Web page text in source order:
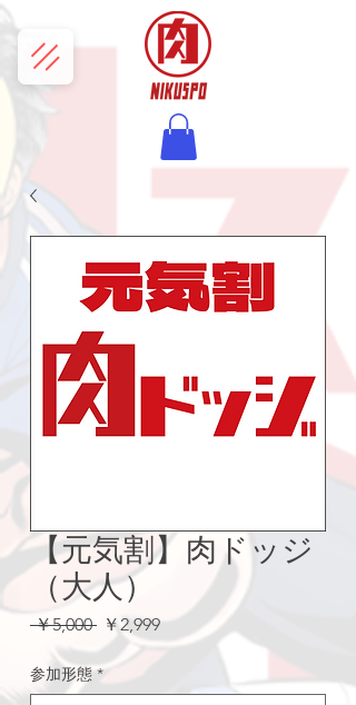
【元気割】肉ドッジ
（大人）
￥5,000 通
常
価
格
￥2,999セ
ー
価
参加形態 *